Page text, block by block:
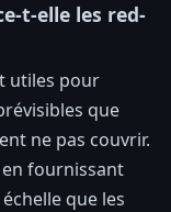
t-elle les red-
utiles pour
que
ne pas couvrir.
fournissant
que les